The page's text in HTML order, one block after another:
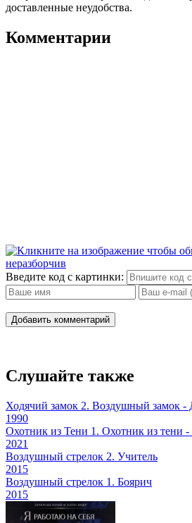
доставленные неудобства.
Комментарии
Введите код с картинки:
Добавить комментарий
Слушайте также
Ходячий замок 2. Воздушный замок
1990
Охотник из Тени 1. Охотник из тени
2021
Воздушный стрелок 2. Учитель
2015
Воздушный стрелок 1. Боярич
2015